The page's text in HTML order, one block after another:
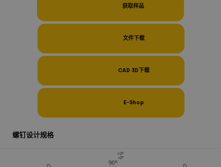
获取样品
文件下载
CAD 3D下载
E-Shop
螺钉设计规格